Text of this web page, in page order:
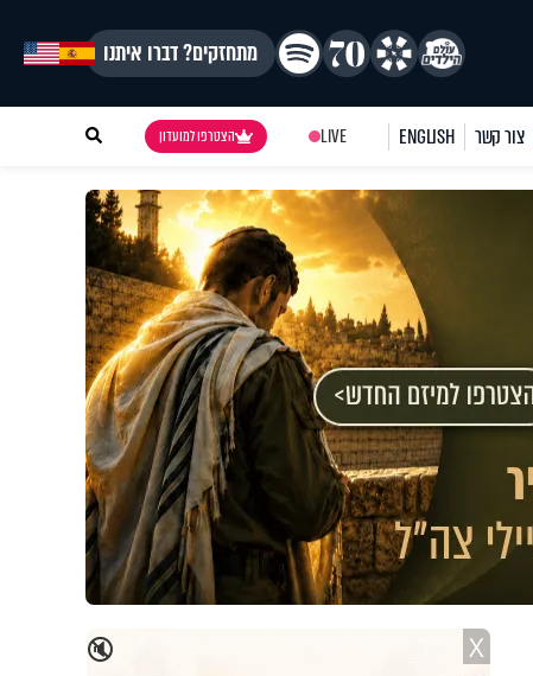
מתחזקים? דברו איתנו
צור קשר ENGLISH
LIVE הצטרפו למועדון
🔇 X